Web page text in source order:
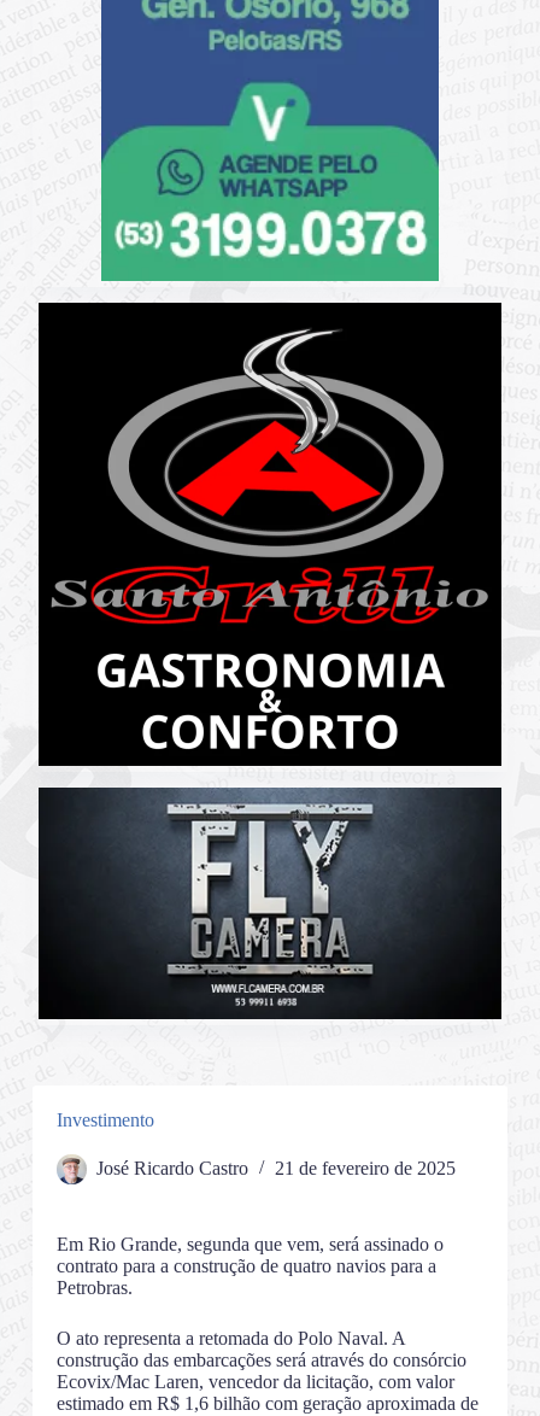
Investimento
José Ricardo Castro 21 de fevereiro de 2025
Em Rio Grande, segunda que vem, será assinado o
contrato para a construção de quatro navios para a
Petrobras.
O ato representa a retomada do Polo Naval. A
construção das embarcações será através do consórcio
Ecovix/Mac Laren, vencedor da licitação, com valor
estimado em R$ 1,6 bilhão com geração aproximada de